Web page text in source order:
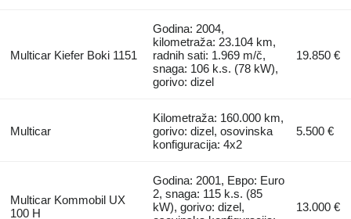
Multicar Kiefer Boki 1151
Godina: 2004,
kilometraža: 23.104 km,
radnih sati: 1.969 m/č,
snaga: 106 k.s. (78 kW),
gorivo: dizel
19.850 €
Multicar
Kilometraža: 160.000 km,
gorivo: dizel, osovinska
konfiguracija: 4x2
5.500 €
Multicar Kommobil UX
100 H
Godina: 2001, Евро: Euro
2, snaga: 115 k.s. (85
kW), gorivo: dizel,
13.000 €